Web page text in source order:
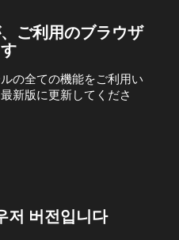
ご利用のブラウザ
の全ての機能をご利用い
新版に更新してくださ
저 버전입니다